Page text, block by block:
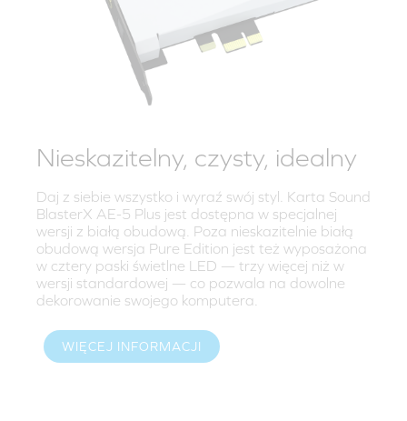
Nieskazitelny, czysty, idealny
Daj z siebie wszystko i wyraź swój styl. Karta Sound
BlasterX AE-5 Plus jest dostępna w specjalnej
wersji z białą obudową. Poza nieskazitelnie białą
obudową wersja Pure Edition jest też wyposażona
w cztery paski świetlne LED — trzy więcej niż w
wersji standardowej — co pozwala na dowolne
dekorowanie swojego komputera.
WIĘCEJ INFORMACJI